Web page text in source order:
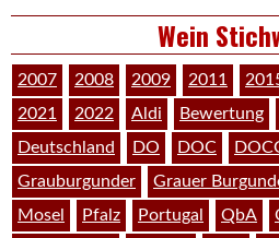
Wein
2007 2008 2009 2011
2021
2022 Aldi Bewertung
Deutschland
DO DOC
Grauburgunder
Grauer
Mosel
Pfalz Portugal QbA